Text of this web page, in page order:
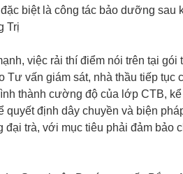
biệt là công tác bảo dưỡng sau
Trị
việc rải thí điểm nói trên tại gói
Tư vấn giám sát, nhà thầu tiếp tục
thành cường độ của lớp CTB,
quyết định dây chuyền và biện
trà, với mục tiêu phải đảm bảo